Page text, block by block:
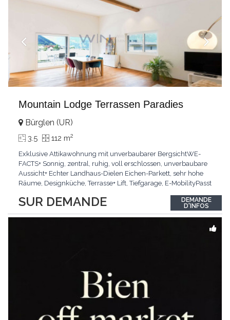
Mountain Lodge Terrassen Paradies
SUR DEMANDE
Bürglen (UR)
3.5 112 m2
Exklusive Attikawohnung mit unverbaubarer BergsichtWE-
FACTS+ Sonnig, zentral, ruhig, voll erschlossen, unverbaubare
Aussicht+ Echter Landhaus-Dielen Eichen-Parkett, sehr hohe
Räume, Designküche, Terrasse+ Lift, Tiefgarage, E-MobilityPasst
ArchitekturKLARTEXT: Grosszügig, sonnig und kompromisslos
hochwertig mit Logenplatz.Interessiert?...
DEMANDE
D'INFOS